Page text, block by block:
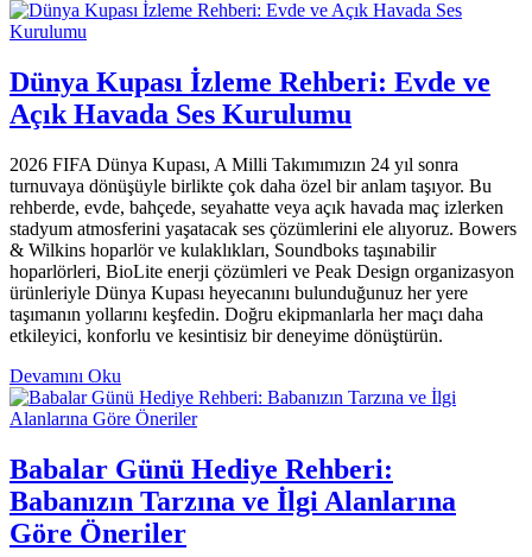
Dünya Kupası İzleme Rehberi: Evde ve
Açık Havada Ses Kurulumu
2026 FIFA Dünya Kupası, A Milli Takımımızın 24 yıl sonra
turnuvaya dönüşüyle birlikte çok daha özel bir anlam taşıyor. Bu
rehberde, evde, bahçede, seyahatte veya açık havada maç izlerken
stadyum atmosferini yaşatacak ses çözümlerini ele alıyoruz. Bowers
& Wilkins hoparlör ve kulaklıkları, Soundboks taşınabilir
hoparlörleri, BioLite enerji çözümleri ve Peak Design organizasyon
ürünleriyle Dünya Kupası heyecanını bulunduğunuz her yere
taşımanın yollarını keşfedin. Doğru ekipmanlarla her maçı daha
etkileyici, konforlu ve kesintisiz bir deneyime dönüştürün.
Devamını Oku
Babalar Günü Hediye Rehberi:
Babanızın Tarzına ve İlgi Alanlarına
Göre Öneriler